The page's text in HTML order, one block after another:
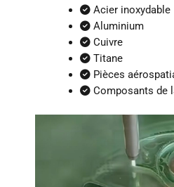
Acier inoxydable
Aluminium
Cuivre
Titane
Pièces
Composants de